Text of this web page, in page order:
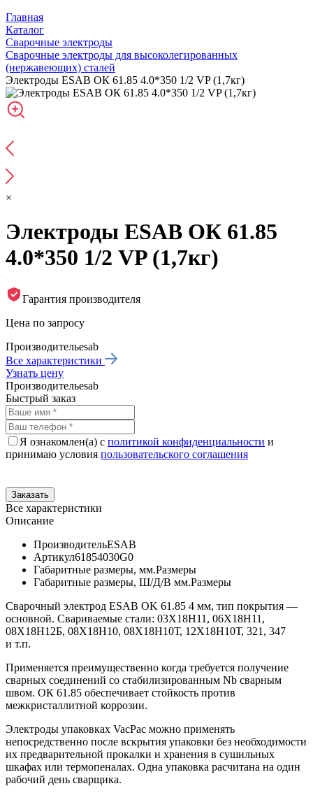
Главная
Каталог
Сварочные электроды
Сварочные электроды для высоколегированных
(нержавеющих) сталей
Электроды ESAB ОК 61.85 4.0*350 1/2 VP (1,7кг)
×
Электроды ESAB ОК 61.85
4.0*350 1/2 VP (1,7кг)
Гарантия производителя
Цена по запросу
Производительesab
Все характеристики
Узнать цену
Производительesab
Быстрый заказ
Я ознакомлен(а) с политикой конфиденциальности и
принимаю условия пользовательского соглашения
Все характеристики
Описание
ПроизводительESAB
Артикул61854030G0
Габаритные размеры, мм.Размеры
Габаритные размеры, Ш/Д/В мм.Размеры
Сварочный электрод ESAB OK 61.85 4 мм, тип покрытия —
основной. Свариваемые стали: 03Х18Н11, 06Х18Н11,
08Х18Н12Б, 08Х18Н10, 08Х18Н10Т, 12Х18Н10Т, 321, 347
и т.п.
Применяется преимущественно когда требуется получение
сварных соединений со стабилизированным Nb сварным
швом. ОК 61.85 обеспечивает стойкость против
межкристаллитной коррозии.
Электроды упаковках VacPac можно применять
непосредственно после вскрытия упаковки без необходимости
их предварительной прокалки и хранения в сушильных
шкафах или термопеналах. Одна упаковка расчитана на один
рабочий день сварщика.